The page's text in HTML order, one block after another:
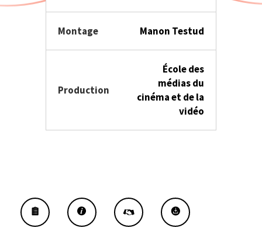
Montage Manon Testud
Production
École des
médias du
cinéma et de la
vidéo